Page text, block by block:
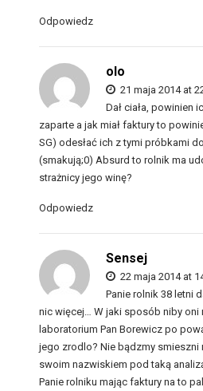
Odpowiedz
olo
21 maja 2014 at
Dał ciała, powinien
zaparte a jak miał faktury to
SG) odesłać ich z tymi próbkami
(smakują;0) Absurd to rolnik ma
strażnicy jego winę?
Odpowiedz
Sensej
22 maja 2014 at
Panie rolnik 38 letni
nic więcej… W jaki sposób niby
laboratorium Pan Borewicz po
jego zrodlo? Nie bądzmy
swoim nazwiskiem pod taką
Panie rolniku mając faktury na to